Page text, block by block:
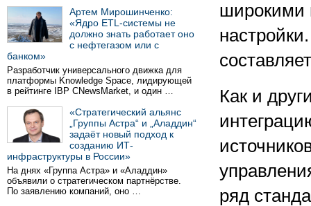
Артем Мирошинченко:
«Ядро ETL-системы не
должно знать работает оно
с нефтегазом или с
банком»
Разработчик универсального движка для
платформы Knowledge Space, лидирующей
в рейтинге IBP CNewsMarket, и один …
«Стратегический альянс
„Группы Астра“ и „Аладдин“
задаёт новый подход к
созданию ИТ-
инфраструктуры в России»
На днях «Группа Астра» и «Аладдин»
объявили о стратегическом партнёрстве.
По заявлению компаний, оно …
широкими
Как и
ряд